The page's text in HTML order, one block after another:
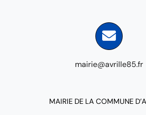
mairie@avrille85.fr
MAIRIE DE LA COMMUNE